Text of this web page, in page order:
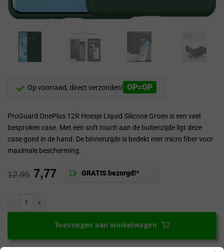
Op voorraad, direct verzonden! OP=OP
ProGuard OnePlus 12R Hoesje Liquid Silicone Groen is een veel
besproken case. Met een soft touch aan de buitenzijde ligt deze
case goed in de hand. De binnenzijde is bedekt met micro fiber voor
maximale bescherming.
GRATIS bezorgd!*
12,95 7,77
Toevoegen aan winkelwagen